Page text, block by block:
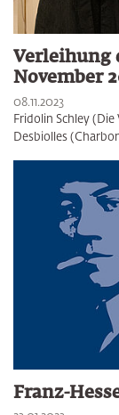
Verleihung
November
08.11.2023
Fridolin Schley
Desbiolles
Franz-